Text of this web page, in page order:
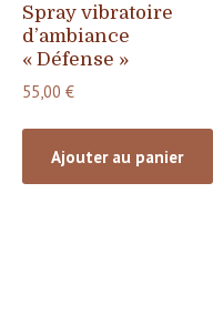
Spray vibratoire
d’ambiance
« Défense »
55,00 €
Ajouter au panier